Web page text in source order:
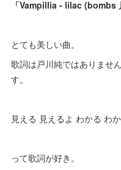
「Vampillia - lilac (bombs
とても美しい曲。
歌詞は戸川純ではありませ
す。
見える 見えるよ わかる わ
って歌詞が好き。